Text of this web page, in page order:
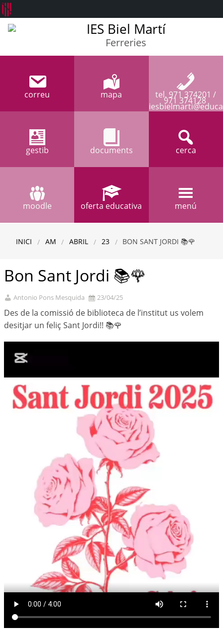
IES Biel Martí
Ferreries
correu mapa tel. 971 374201 /
971 374128
gestib documents cerca
moodle oferta educativa menú
INICI AM ABRIL 23 BON SANT JORDI 📚​🌹​
Bon Sant Jordi 📚​🌹​
Antonio Pons Mesquida 23/04/25
Des de la comissió de biblioteca de l’institut us volem
desitjar un feliç Sant Jordi!! 📚​🌹​